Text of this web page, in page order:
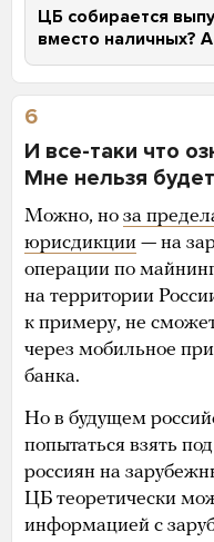
ЦБ собирается
вместо наличных?
6
И все-таки что
Мне нельзя
Можно, но за
юрисдикции — на
операции по
на территории
к примеру, не
через мобильное
банка.
Но в будущем
попытаться взять
россиян на
ЦБ теоретически
информацией с